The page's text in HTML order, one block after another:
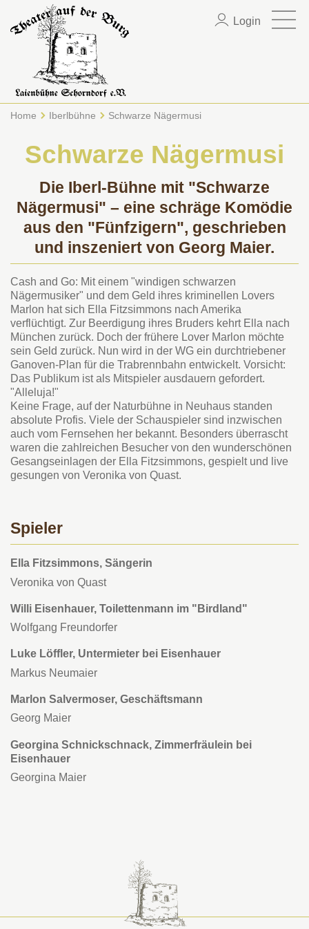
Login
Home Iberlbühne Schwarze Nägermusi
Schwarze Nägermusi
Die Iberl-Bühne mit "Schwarze
Nägermusi" – eine schräge Komödie
aus den "Fünfzigern", geschrieben
und inszeniert von Georg Maier.
Cash and Go: Mit einem "windigen schwarzen
Nägermusiker" und dem Geld ihres kriminellen Lovers
Marlon hat sich Ella Fitzsimmons nach Amerika
verflüchtigt. Zur Beerdigung ihres Bruders kehrt Ella nach
München zurück. Doch der frühere Lover Marlon möchte
sein Geld zurück. Nun wird in der WG ein durchtriebener
Ganoven-Plan für die Trabrennbahn entwickelt. Vorsicht:
Das Publikum ist als Mitspieler ausdauern gefordert.
"Alleluja!"
Keine Frage, auf der Naturbühne in Neuhaus standen
absolute Profis. Viele der Schauspieler sind inzwischen
auch vom Fernsehen her bekannt. Besonders überrascht
waren die zahlreichen Besucher von den wunderschönen
Gesangseinlagen der Ella Fitzsimmons, gespielt und live
gesungen von Veronika von Quast.
Spieler
Ella Fitzsimmons, Sängerin
Veronika von Quast
Willi Eisenhauer, Toilettenmann im "Birdland"
Wolfgang Freundorfer
Luke Löffler, Untermieter bei Eisenhauer
Markus Neumaier
Marlon Salvermoser, Geschäftsmann
Georg Maier
Georgina Schnickschnack, Zimmerfräulein bei
Eisenhauer
Georgina Maier